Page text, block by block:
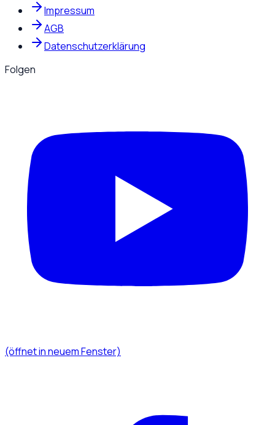
Impressum
AGB
Datenschutzerklärung
Folgen
(öffnet in neuem Fenster)